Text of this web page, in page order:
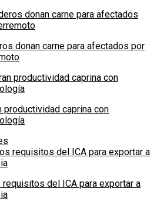
donan carne para afectados por
productividad caprina con
requisitos del ICA para exportar a